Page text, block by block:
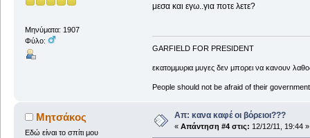
Μηνύματα: 1907
Φύλο:
μεσα και εγω..για ποτε λετε?
GARFIELD FOR PRESIDENT
εκατομμυρια μυγες δεν μπορει να κανουν
People should not be afraid of their
Μητσάκος
Εδώ είναι το σπίτι μου
Απ: κανα καφέ οι βόρειοι???
« Απάντηση #4 στις: 12/12/11, 19:44 »